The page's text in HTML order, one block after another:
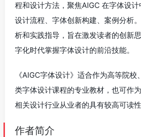
程和设计方法，聚焦AIGC 在字体设
设计流程、字体创新构建、案例分析
析和实践指导，旨在激发读者的创新
字化时代掌握字体设计的前沿技能。
《AIGC字体设计》适合作为高等院
类字体设计课程的专业教材，也可作
相关设计行业从业者的具有较高可读性
作者简介